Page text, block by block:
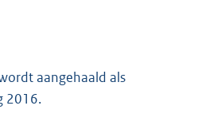
aangehaald als
2016.